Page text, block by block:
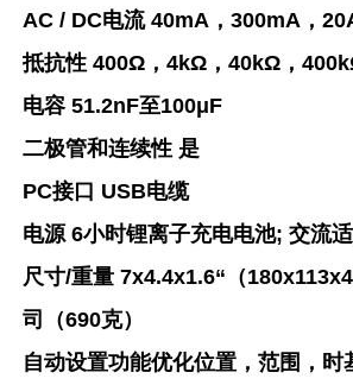
AC / DC电流 40mA，300mA，
抵抗性 400Ω，4kΩ，40kΩ，
电容 51.2nF至100μF
二极管和连续性 是
PC接口 USB电缆
电源 6小时锂离子充电电池; 交流
尺寸/重量 7x4.4x1.6“（180
司（690克）
自动设置功能优化位置，范围，时